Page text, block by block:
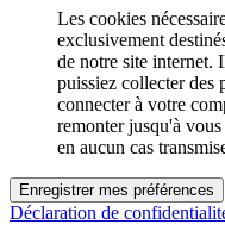
Les cookies
exclusivement
de notre site internet.
puissiez collecter des
connecter à votre
remonter jusqu'à
en aucun cas
Enregistrer mes préférences
Déclaration de